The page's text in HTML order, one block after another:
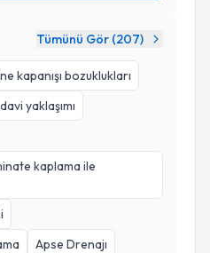
Tümünü Gör (207)
kapanışı bozuklukları
yaklaşımı
kaplama ile
Apse Drenajı